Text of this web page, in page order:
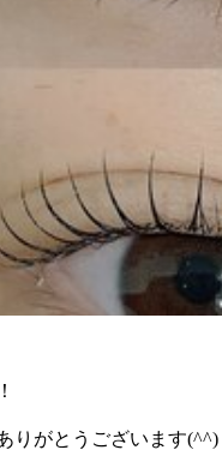
りがとうございます(^^)